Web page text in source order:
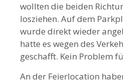
wollten die beiden
losziehen. Auf dem
wurde direkt wieder
hatte es wegen des
geschafft. Kein Problem
An der Feierlocation